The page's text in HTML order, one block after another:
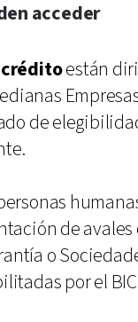
acceder
están
de
de
o
por el